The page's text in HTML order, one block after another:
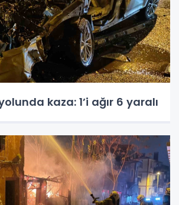
kaza: 1’i ağır 6 yaralı